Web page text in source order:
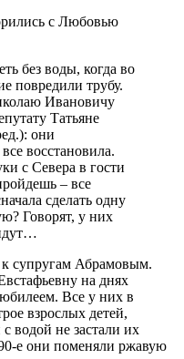
с Любовью
без воды, когда во
повредили трубу.
Ивановичу
Татьяне
они
восстановила.
с Севера в гости
– все
сделать одну
Говорят, у них
супругам Абрамовым.
на днях
Все у них в
взрослых детей,
водой не застали их
е они поменяли ржавую